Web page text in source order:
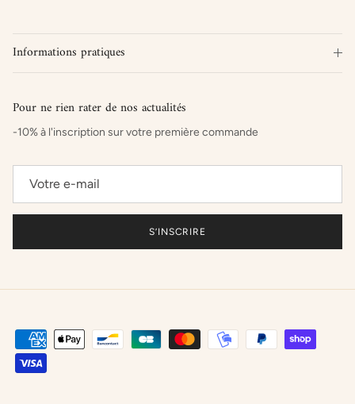
Informations pratiques
Pour ne rien rater de nos actualités
-10% à l'inscription sur votre première commande
S’INSCRIRE